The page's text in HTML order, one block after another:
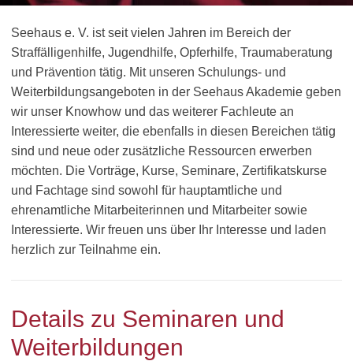
Seehaus e. V. ist seit vielen Jahren im Bereich der
Straffälligenhilfe, Jugendhilfe, Opferhilfe, Traumaberatung
und Prävention tätig. Mit unseren Schulungs- und
Weiterbildungsangeboten in der Seehaus Akademie geben
wir unser Knowhow und das weiterer Fachleute an
Interessierte weiter, die ebenfalls in diesen Bereichen tätig
sind und neue oder zusätzliche Ressourcen erwerben
möchten. Die Vorträge, Kurse, Seminare, Zertifikatskurse
und Fachtage sind sowohl für hauptamtliche und
ehrenamtliche Mitarbeiterinnen und Mitarbeiter sowie
Interessierte. Wir freuen uns über Ihr Interesse und laden
herzlich zur Teilnahme ein.
Details zu Seminaren und
Weiterbildungen